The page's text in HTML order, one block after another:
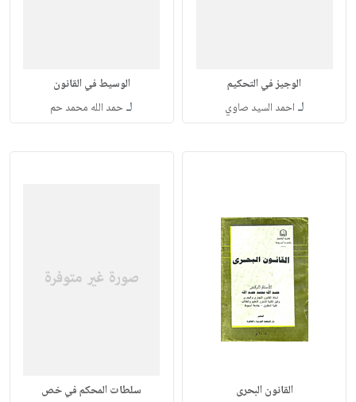
الوجيز في التحكيم
لـ احمد السيد صاوي
الوسيط في القانون
لـحمد الله محمد حم
القانون البحرى سلطات المحكم في خص